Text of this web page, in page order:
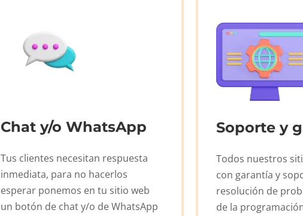
Chat y/o WhatsApp
Tus clientes necesitan respuesta
inmediata, para no hacerlos
esperar ponemos en tu sitio web
un botón de chat y/o de WhatsApp
Soporte y
Todos nuestros
con garantía y
resolución de
de la